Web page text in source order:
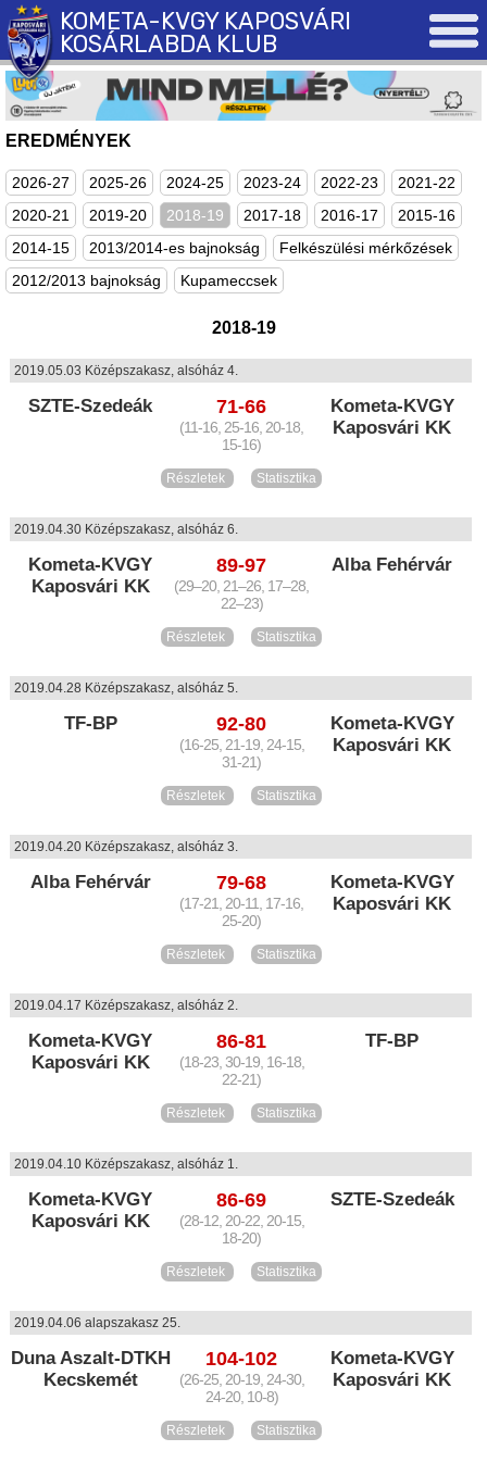
KOMETA-KVGY KAPOSVÁRI
KOSÁRLABDA KLUB
EREDMÉNYEK
2026-27 2025-26 2024-25 2023-24 2022-23
2021-22
2020-21
2019-20 2018-19 2017-18 2016-17
2015-16
2014-15
2013/2014-es bajnokság
Felkészülési mérkőzések
2012/2013 bajnokság
Kupameccsek
2018-19
2019.05.03 Középszakasz, alsóház 4.
SZTE-Szedeák 71-66
(11-16, 25-16, 20-18,
15-16)
Kometa-KVGY
Kaposvári KK
Részletek Statisztika
2019.04.30 Középszakasz, alsóház 6.
Kometa-KVGY
Kaposvári KK
89-97
(29–20, 21–26, 17–28,
22–23)
Alba Fehérvár
Részletek Statisztika
2019.04.28 Középszakasz, alsóház 5.
TF-BP 92-80
(16-25, 21-19, 24-15,
31-21)
Kometa-KVGY
Kaposvári KK
Részletek Statisztika
2019.04.20 Középszakasz, alsóház 3.
Alba Fehérvár 79-68
(17-21, 20-11, 17-16,
25-20)
Kometa-KVGY
Kaposvári KK
Részletek Statisztika
2019.04.17 Középszakasz, alsóház 2.
Kometa-KVGY
Kaposvári KK
86-81
(18-23, 30-19, 16-18,
22-21)
TF-BP
Részletek Statisztika
2019.04.10 Középszakasz, alsóház 1.
Kometa-KVGY
Kaposvári KK
86-69
(28-12, 20-22, 20-15,
18-20)
SZTE-Szedeák
Részletek Statisztika
2019.04.06 alapszakasz 25.
Duna Aszalt-DTKH
Kecskemét
104-102
(26-25, 20-19, 24-30,
24-20, 10-8)
Kometa-KVGY
Kaposvári KK
Részletek Statisztika